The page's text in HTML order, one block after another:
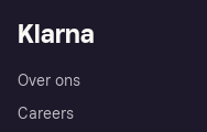
Klarna
Over ons
Careers